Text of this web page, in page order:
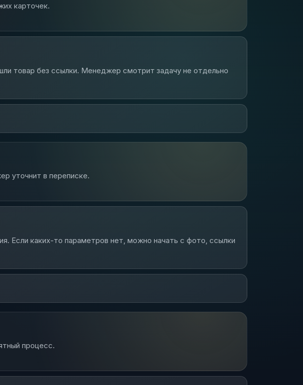
карточек.
товар без ссылки. Менеджер смотрит задачу не отдельно
уточнит в переписке.
Если каких-то параметров нет, можно начать с фото, ссылки
процесс.